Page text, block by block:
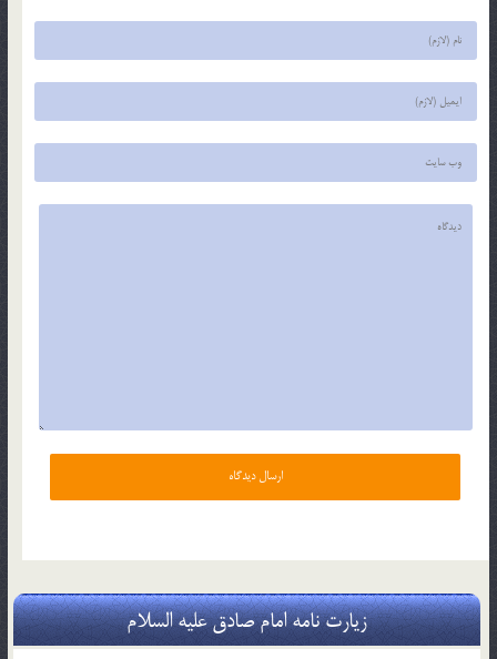
زیارت نامه امام صادق علیه السلام